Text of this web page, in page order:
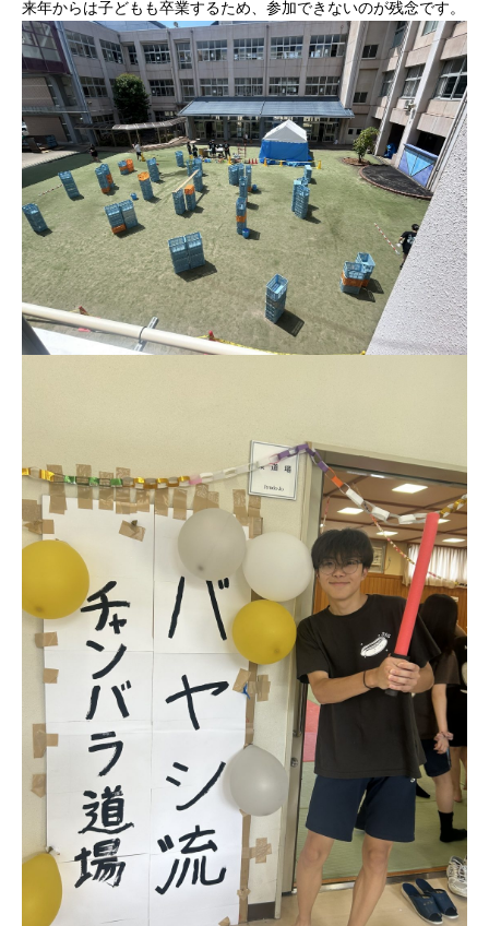
来年からは子どもも卒業するため、参加できないのが残念です。